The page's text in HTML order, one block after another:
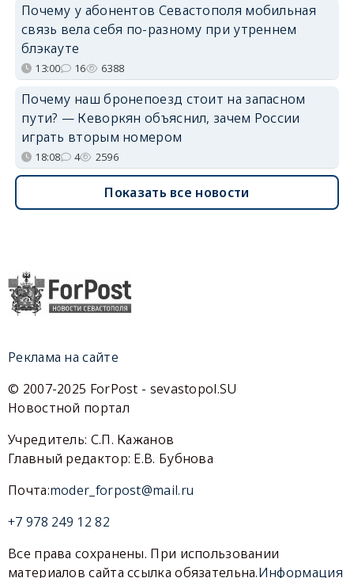
Почему у абонентов Севастополя мобильная
связь вела себя по-разному при утреннем
блэкауте
13:00 16 6388
Почему наш бронепоезд стоит на запасном
пути? — Кеворкян объяснил, зачем России
играть вторым номером
18:08 4 2596
Показать все новости
Реклама на сайте
© 2007-2025 ForPost - sevastopol.SU
Новостной портал
Учредитель: С.П. Кажанов
Главный редактор: Е.В. Бубнова
Почта:moder_forpost@mail.ru
+7 978 249 12 82
Все права сохранены. При использовании
материалов сайта ссылка обязательна.Информация